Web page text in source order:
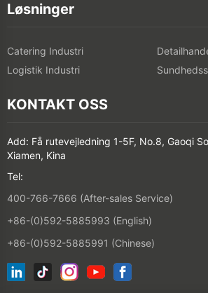
Løsninger
Catering Industri
Logistik Industri
KONTAKT OSS
Add: Få rutevejledning 1-5F, No.8, Gaoqi
Xiamen, Kina
Tel:
400-766-7666 (After-sales Service)
+86-(0)592-5885993 (English)
+86-(0)592-5885991 (Chinese)